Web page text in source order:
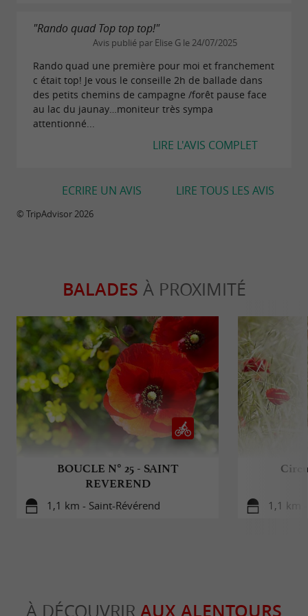
"Rando quad Top top top!"
Avis publié par Elise G le 24/07/2025
Rando quad une première pour moi et franchement
c était top! Je vous le conseille 2h de ballade dans
des petits chemins de campagne /forêt pause face
au lac du jaunay…moniteur très sympa
attentionné...
LIRE L'AVIS COMPLET
LIRE TOUS LES AVIS
ECRIRE UN AVIS
© TripAdvisor 2026
BALADES À PROXIMITÉ
BOUCLE N° 25 - SAINT
REVEREND
1,1 km - Saint-Révérend 1,1 km
À DÉCOUVRIR AUX ALENTOURS